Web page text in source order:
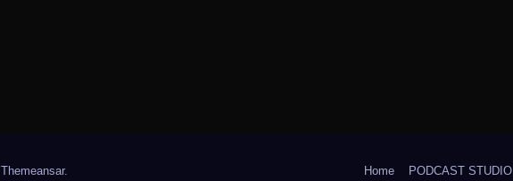
Themeansar. Home PODCAST STUDIO